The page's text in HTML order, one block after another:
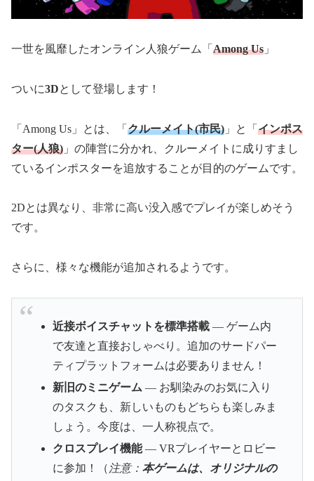
一世を風靡したオンライン人狼ゲーム「 Among Us 」
ついに3Dとして登場します！
「Among Us」とは、「 クルーメイト(市民) 」と「 インポス
ター(人狼) 」の陣営に分かれ、クルーメイトに成りすまし
ているインポスターを追放することが目的のゲームです。
2Dとは異なり、非常に高い没入感でプレイが楽しめそう
です。
さらに、様々な機能が追加されるようです。
近接ボイスチャットを標準搭載― ゲーム内
で友達と直接おしゃべり。追加のサードパー
ティプラットフォームは必要ありません！
新旧のミニゲーム ― お馴染みのお気に入り
のタスクも、新しいものもどちらも楽しみま
しょう。今度は、一人称視点で。
クロスプレイ機能― VRプレイヤーとロビー
に参加！（ 注意： 本ゲームは、オリジナルの